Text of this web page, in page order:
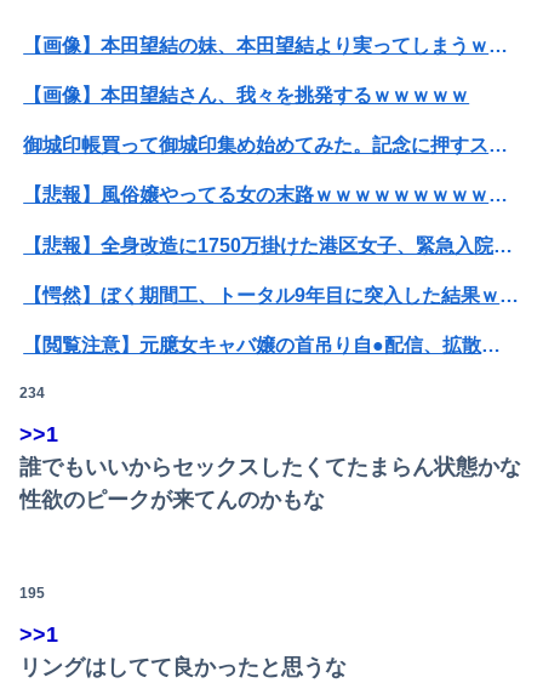
【画像】本田望結の妹、本田望結より実ってしまうｗｗｗｗｗ
【画像】本田望結さん、我々を挑発するｗｗｗｗｗ
御城印帳買って御城印集め始めてみた。記念に押すスタンプのようなものね
【悲報】風俗嬢やってる女の末路ｗｗｗｗｗｗｗｗｗｗｗ
【悲報】全身改造に1750万掛けた港区女子、緊急入院でNHK報道局との合コンをキャンセル
【愕然】ぼく期間工、トータル9年目に突入した結果ｗｗｗｗｗｗｗｗｗｗ
【閲覧注意】元臆女キャバ嬢の首吊り自●配信、拡散されまくって終わるｗｗｗｗｗｗｗ
234
>>1
誰でもいいからセックスしたくてたまらん状態かな
性欲のピークが来てんのかもな
195
>>1
リングはしてて良かったと思うな